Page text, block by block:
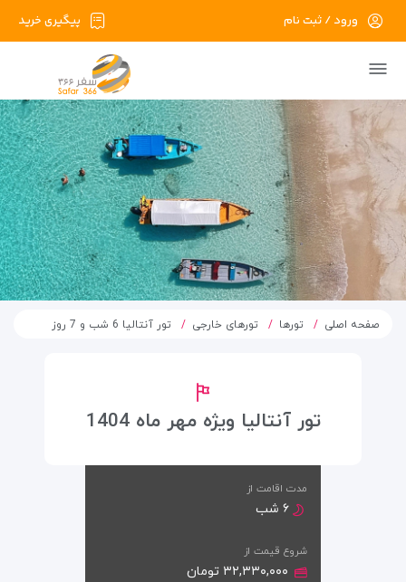
پیگیری خرید ورود / ثبت نام
صفحه اصلی تورها تورهای خارجی تور آنتالیا 6 شب و 7 روز
تور آنتالیا ویژه مهر ماه 1404
مدت اقامت از
۶ شب
شروع قیمت از
۳۲,۳۳۰,۰۰۰ تومان